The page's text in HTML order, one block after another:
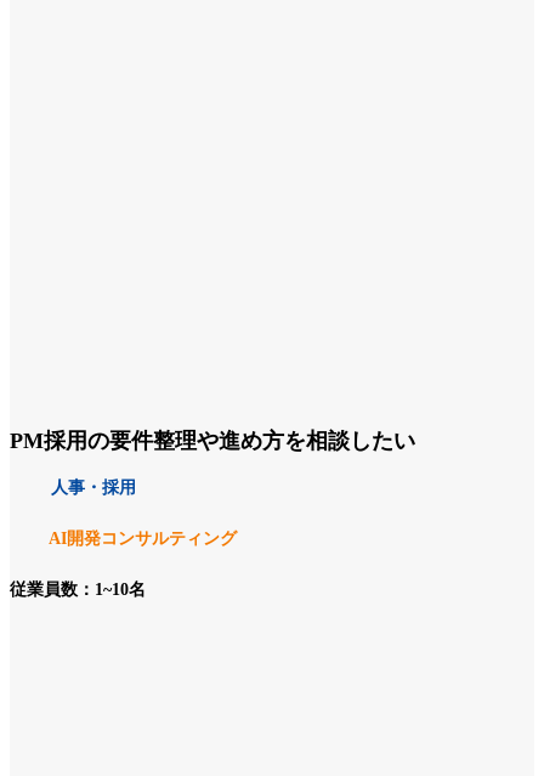
PM採用の要件整理や進め方を相談したい
人事・採用
AI開発コンサルティング
従業員数：1~10名